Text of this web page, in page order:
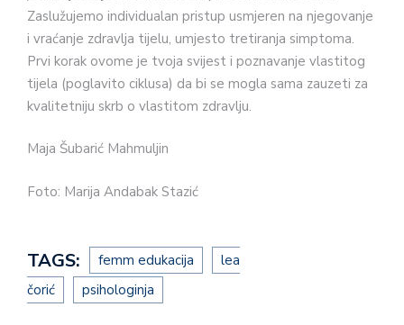
Zaslužujemo individualan pristup usmjeren na njegovanje
i vraćanje zdravlja tijelu, umjesto tretiranja simptoma.
Prvi korak ovome je tvoja svijest i poznavanje vlastitog
tijela (poglavito ciklusa) da bi se mogla sama zauzeti za
kvalitetniju skrb o vlastitom zdravlju.
Maja Šubarić Mahmuljin
Foto: Marija Andabak Stazić
TAGS: femm edukacija
lea
čorić
psihologinja